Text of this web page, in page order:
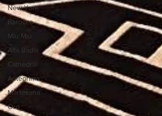
New York
Barocco
Miu Miu
Alta Badia
Cathedral
Anteprima
Martesana
Oro